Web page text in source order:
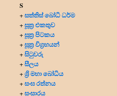
S
+සත්තිස් බෝධි ධර්ම
+සූත්‍ර එකතුව
+සූත්‍ර පිටකය
+සූත්‍ර විග්‍රහයන්
+සිටුවරු
+සීලය
+ශ්‍රි මහා බෝධිය
+සංඝ රත්නය
+සංසාරය